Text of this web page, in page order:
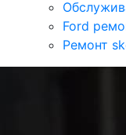
Ford
Ремонт